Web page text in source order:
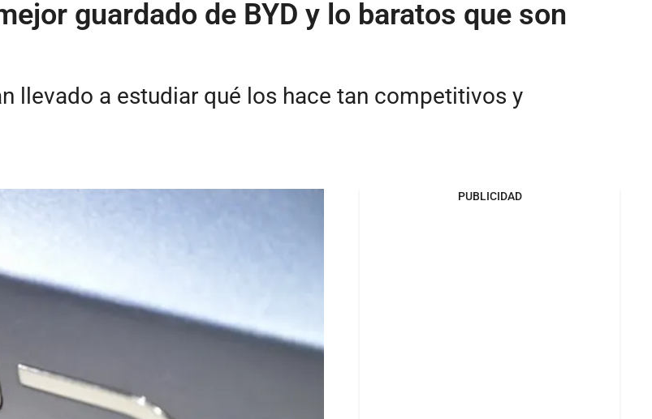
guardado de BYD y lo baratos que son
llevado a estudiar qué los hace tan competitivos y
PUBLICIDAD